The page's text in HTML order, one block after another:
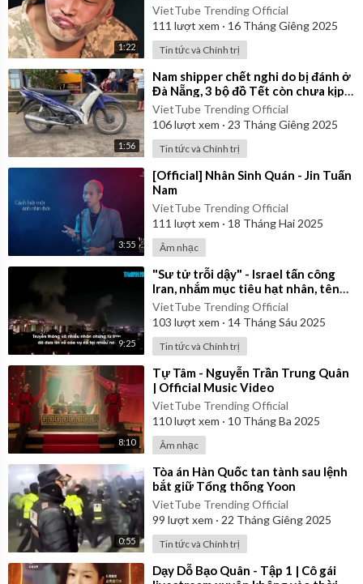
1:22
VietTube Trending Official
111 lượt xem · 16 Tháng Giêng 2025
Tin tức và Chính trị
1:56
⁣Nam shipper chết nghi do bị đánh ở
Đà Nẵng, 3 bộ đồ Tết còn chưa kịp
mặc
VietTube Trending Official
106lượt xem · 23 Tháng Giêng 2025
Tin tức và Chính trị
3:55
⁣[Official] Nhân Sinh Quán - Jin Tuấn
Nam
VietTube Trending Official
111 lượt xem · 18 Tháng Hai 2025
Âm nhạc
9:25
⁣"Sư tử trỗi dậy" - Israel tấn công
Iran, nhắm mục tiêu hạt nhân, tên
lửa, chỉ huy
VietTube Trending Official
103 lượt xem · 14 Tháng Sáu 2025
Tin tức và Chính trị
8:10
⁣Tự Tâm - Nguyễn Trần Trung Quân
| Official Music Video
VietTube Trending Official
110lượt xem · 10 Tháng Ba 2025
Âm nhạc
0:55
⁣Tòa án Hàn Quốc tan tành sau lệnh
bắt giữ Tổng thống Yoon
VietTube Trending Official
99 lượt xem · 22 Tháng Giêng 2025
Tin tức và Chính trị
⁣Dạy Dỗ Bạo Quân - Tập 1 | Cô gái